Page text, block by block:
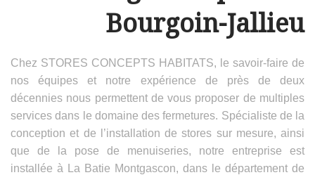
Bourgoin-Jallieu
Chez STORES CONCEPTS HABITATS, le savoir-faire de
nos équipes et notre expérience de près de deux
décennies nous permettent de vous proposer de multiples
services dans le domaine des fermetures. Spécialiste de la
conception et de l’installation de stores sur mesure, ainsi
que de la pose de menuiseries, notre entreprise est
installée à La Batie Montgascon, dans le département de